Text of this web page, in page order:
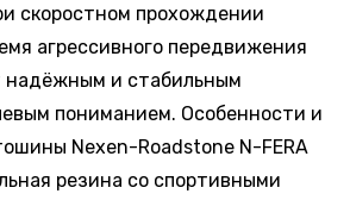
скоростном прохождении
агрессивного передвижения
надёжным и стабильным
пониманием. Особенности и
Nexen-Roadstone N-FERA
резина со спортивными